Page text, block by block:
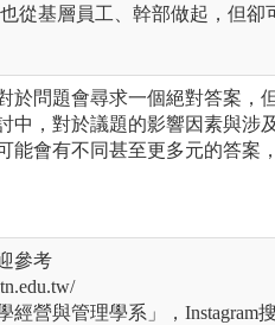
從基層員工、幹部做起，但卻
於問題會尋求一個絕對答案，
中，對於議題的影響因素與涉
能會有不同甚至更多元的答案
參考
經營與管理學系」，Instagram